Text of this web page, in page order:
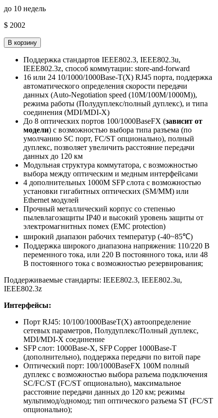
до 10 недель
$ 2002
В корзину
Поддержка стандартов IEEE802.3, IEEE802.3u,
IEEE802.3z, способ коммутации: store-and-forward
16 или 24 10/1000/1000Base-T(X) RJ45 порта, поддержка
автоматического определения скорости передачи
данных (Auto-Negotiation speed (10M/100M/1000M)),
режима работы (Полудуплекс/полный дуплекс), и типа
соединения (MDI/MDI-X)
До 8 оптических портов 100/1000BaseFX (зависит от
модели) с возможностью выбора типа разъема (по
умолчанию SC порт, FC/ST опционально), полный
дуплекс, позволяет увеличить расстояние передачи
данных до 120 км
Модульная структура коммутатора, с возможностью
выбора между оптическим и медным интерфейсами
4 дополнительных 1000M SFP слота с возможностью
установки гигабитных оптических (SM/MM) или
Ethernet модулей
Прочный металлический корпус со степенью
пылевлагозащиты IP40 и высокий уровень защиты от
электромагнитных помех (EMC protection)
широкий диапазон рабочих температур (-40~85℃)
Поддержка широкого диапазона напряжения: 110/220 В
переменного тока, или 220 В постоянного тока, или 48
В постоянного тока с возможностью резервирования;
Поддерживаемые стандарты: IEEE802.3, IEEE802.3u,
IEEE802.3z
Интерфейсы:
Порт RJ45: 10/100/1000BaseT(X) автоопределение
сетевых параметров, Полудуплекс/Полный дуплекс,
MDI/MDI-X соединение
SFP слот: 1000Base-X, SFP Copper 1000Base-T
(дополнительно), поддержка передачи по витой паре
Оптический порт: 100/1000BaseFX 100M полный
дуплекс с возможностью выбора разъема подключения
SC/FC/ST (FC/ST опционально), максимальное
расстояние передачи данных до 120 км; режимы
мультимод/одномод; тип оптического разъема ST (FC/ST
опционально);